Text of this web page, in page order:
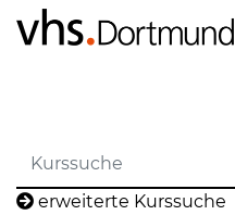
erweiterte Kurssuche